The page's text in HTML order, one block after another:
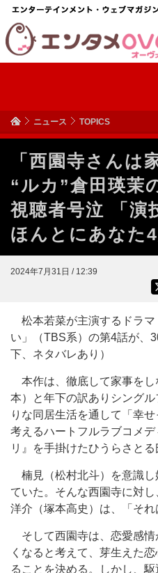
ニュース TOPICS
「西園寺さんは
“ルカ”倉田瑛茉
視聴者号泣 「演
ほんとにあなた4
2024年7月31日 / 12:39
松本若菜が主演するドラマ
い」（TBS系）の第4話が、
下、ネタバレあり）
本作は、徹底して家事をし
本）と年下の訳ありシング
りな同居生活を通して「幸
考えるハートフルラブコメ
リ』を手掛けたひうらさとる
楠見（松村北斗）を意識し
ていた。そんな西園寺に対
洋介（塚本高史）は、「それ
そして西園寺は、恋愛感情
くなると考えて、芽生えた
ることを決める。しかし、